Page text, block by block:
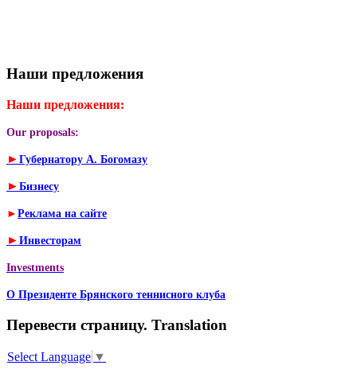
Наши предложения
Наши предложения:
Our proposals:
► Губернатору А. Богомазу
► Бизнесу
► Реклама на сайте
► Инвесторам
Investments
О Президенте Брянского теннисного клуба
Перевести страницу. Translation
Select Language ▼